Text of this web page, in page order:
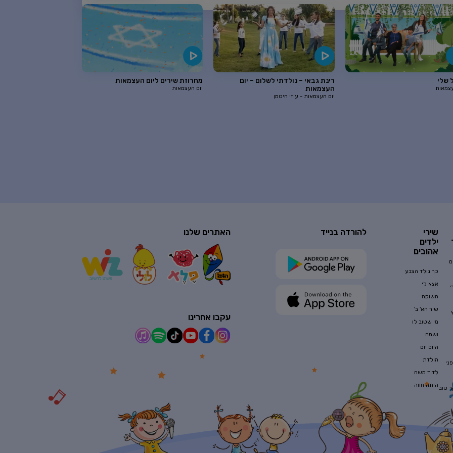
הולדת ליהונתן גפן
שלי
רינת גבאי – נולדתי לשלום – יום
העצמאות
יום העצמאות - עוזי חיטמן
מחרוזת שירים ליום העצמאות
יום העצמאות
טוב
שירי
ילדים
אהובים
כך נולד הצבע
אצא לי
השוקה
שיר הא' ב'
מי שטוב לו
ושמח
היום יום
הולדת
לדוד משה
היתה חווה
להורדה בנייד האתרים שלנו
עקבו אחרינו